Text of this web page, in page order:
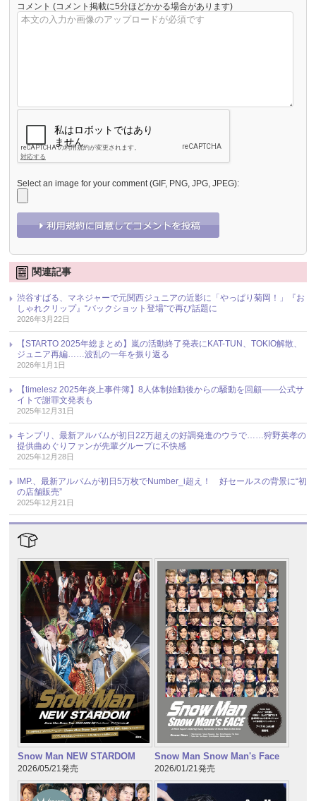
コメント (コメント掲載に5分ほどかかる場合があります)
Select an image for your comment (GIF, PNG, JPG, JPEG):
関連記事
渋谷すばる、マネジャーで元関西ジュニアの近影に「やっぱり菊岡！」『お
しゃれクリップ』“バックショット登場”で再び話題に
2026年3月22日
【STARTO 2025年総まとめ】嵐の活動終了発表にKAT-TUN、TOKIO解散、
ジュニア再編……波乱の一年を振り返る
2026年1月1日
【timelesz 2025年炎上事件簿】8人体制始動後からの騒動を回顧――公式サ
イトで謝罪文発表も
2025年12月31日
キンプリ、最新アルバムが初日22万超えの好調発進のウラで……狩野英孝の
提供曲めぐりファンが先輩グループに不快感
2025年12月28日
IMP.、最新アルバムが初日5万枚でNumber_i超え！ 好セールスの背景に“初
の店舗販売”
2025年12月21日
Snow Man NEW STARDOM
2026/05/21発売
Snow Man Snow Man's Face
2026/01/21発売